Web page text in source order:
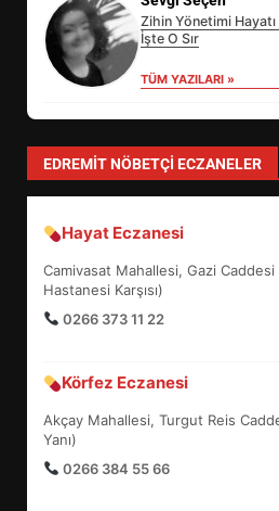
Zihin Yönetimi
İşte O Sır
TÜM YAZILARI »
EDREMIT NÖBETÇI ECZANELER
Hayat Eczanesi
Camivasat Mahallesi, Gazi
Hastanesi Karşısı)
0266 373 11 22
Körfez Eczanesi
Akçay Mahallesi, Turgut Reis
Yanı)
0266 384 55 66
3
4
5
BALIKESİR
UZATILDI: NE
6
TURNUVASI